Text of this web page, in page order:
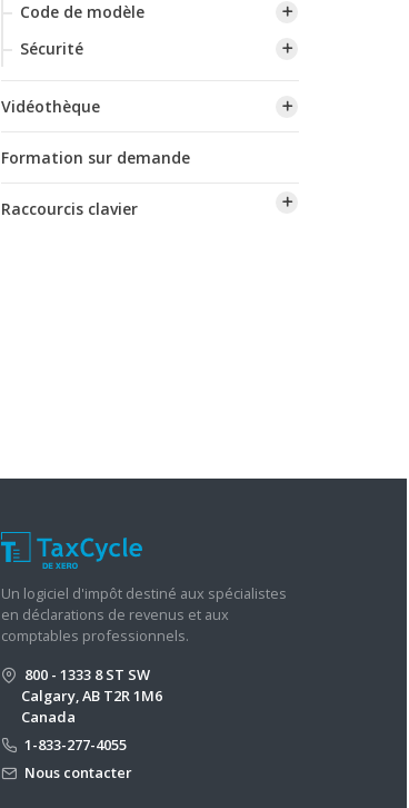
Code de modèle
Sécurité
Vidéothèque
Formation sur demande
Raccourcis clavier
Un logiciel d'impôt destiné aux spécialistes
en déclarations de revenus et aux
comptables professionnels.
800 - 1333 8 ST SW
Calgary, AB T2R 1M6
Canada
1-833-277-4055
Nous contacter